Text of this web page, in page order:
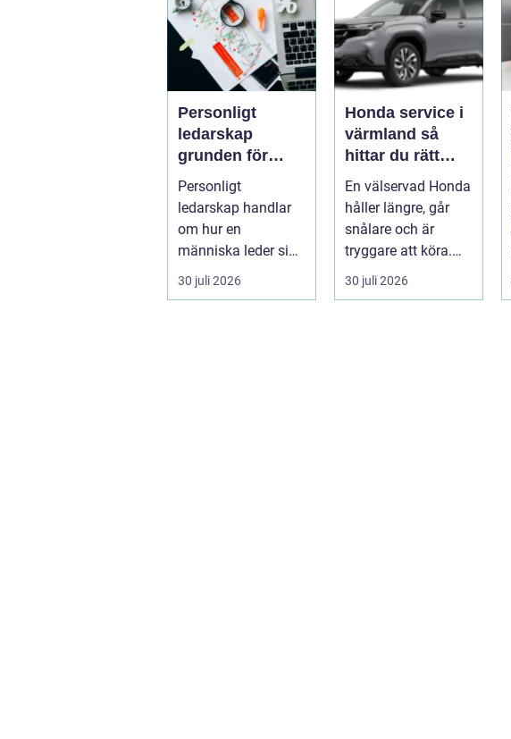
Personligt
ledarskap
grunden för
hållbar
utveckling och
verklig
förändring
Personligt
ledarskap handlar
om hur en
människa leder sig
själv i vardagen: i
beslut, relationer,
30 juli 2026
Honda service i
värmland så
hittar du rätt
verkstad för din
bil
En välservad Honda
håller längre, går
snålare och är
tryggare att köra.
För många bilägare
i Värmlan...
30 juli 2026